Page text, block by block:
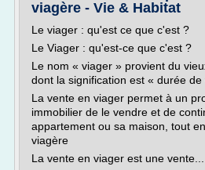
viagère - Vie & Habitat
Le viager : qu'est ce que c'est ?
Le Viager : qu'est-ce que c'est ?
Le nom « viager » provient du
dont la signification est « durée de
La vente en viager permet à un
immobilier de le vendre et de
appartement ou sa maison, tout
viagère
La vente en viager est une vente...